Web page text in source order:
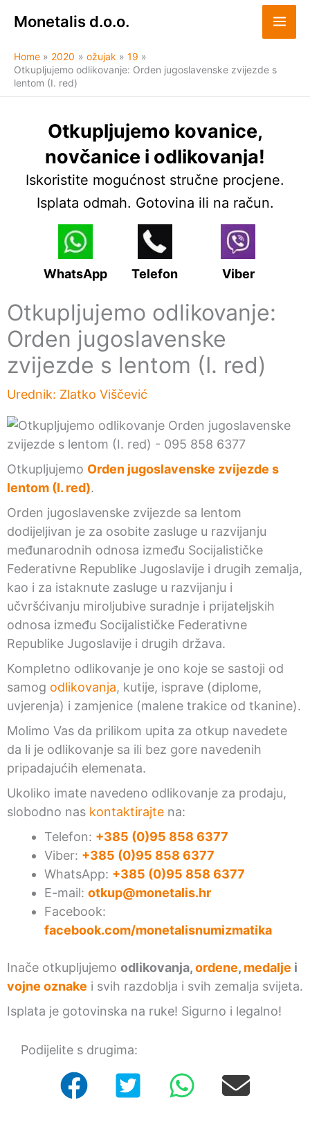
Monetalis d.o.o.
Home 2020 ožujak
19
Otkupljujemo odlikovanje: Orden jugoslavenske zvijezde s
lentom (I. red)
Otkupljujemo kovanice,
novčanice i odlikovanja!
Iskoristite mogućnost stručne procjene.
Isplata odmah. Gotovina ili na račun.
WhatsApp Viber
Telefon
Otkupljujemo odlikovanje:
Orden jugoslavenske
zvijezde s lentom (I. red)
Urednik: Zlatko Viščević
Otkupljujemo Orden jugoslavenske zvijezde s
lentom (I. red).
Orden jugoslavenske zvijezde sa lentom
dodijeljivan je za osobite zasluge u razvijanju
međunarodnih odnosa između Socijalističke
Federativne Republike Jugoslavije i drugih zemalja,
kao i za istaknute zasluge u razvijanju i
učvršćivanju miroljubive suradnje i prijateljskih
odnosa između Socijalističke Federativne
Republike Jugoslavije i drugih država.
Kompletno odlikovanje je ono koje se sastoji od
samog odlikovanja, kutije, isprave (diplome,
uvjerenja) i zamjenice (malene trakice od tkanine).
Molimo Vas da prilikom upita za otkup navedete
da li je odlikovanje sa ili bez gore navedenih
pripadajućih elemenata.
Ukoliko imate navedeno odlikovanje za prodaju,
slobodno nas kontaktirajtena:
Telefon: +385 (0)95 858 6377
Viber: +385 (0)95 858 6377
WhatsApp: +385 (0)95 858 6377
E-mail: otkup@monetalis.hr
Facebook:
facebook.com/monetalisnumizmatika
Inače otkupljujemo odlikovanja,ordene, medalje i
vojne oznake i svih razdoblja i svih zemalja svijeta.
Isplata je gotovinska na ruke! Sigurno i legalno!
Podijelite s drugima: